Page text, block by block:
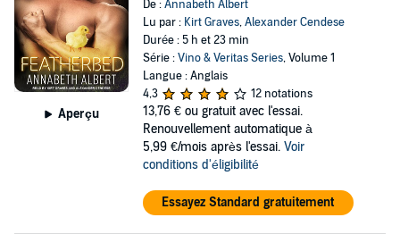
Aperçu
De :Annabeth Albert
Lu par : Kirt Graves,Alexander Cendese
Durée : 5 h et 23 min
Série :Vino & Veritas Series, Volume 1
Langue : Anglais
4,3
12 notations
13,76 € ou gratuit avec l'essai.
Renouvellement automatique à
5,99 €/mois après l'essai. Voir
conditions d'éligibilité
Essayez Standard gratuitement